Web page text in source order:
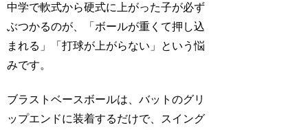
中学で軟式から硬式に上がった子が必ず
ぶつかるのが、「ボールが重くて押し込
まれる」「打球が上がらない」という悩
みです。
ブラストベースボールは、バットのグリ
ップエンドに装着するだけで、スイング